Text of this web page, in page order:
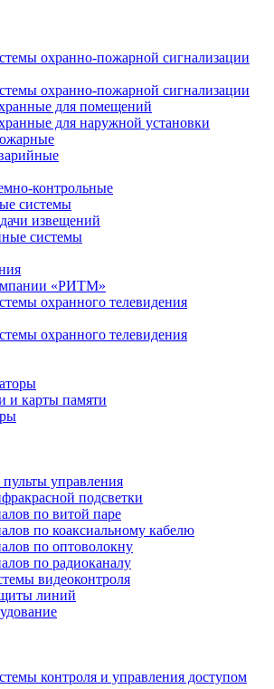
охранно-пожарной сигнализации
охранно-пожарной сигнализации
для помещений
для наружной установки
контрольные
системы
извещений
системы
«РИТМ»
охранного телевидения
охранного телевидения
и карты памяти
управления
подсветки
по витой паре
по коаксиальному кабелю
по оптоволокну
по радиоканалу
видеоконтроля
линий
контроля и управления доступом